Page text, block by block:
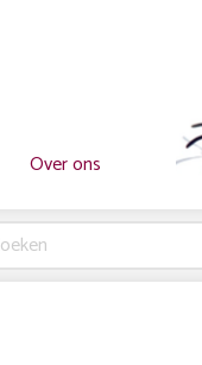
Over ons